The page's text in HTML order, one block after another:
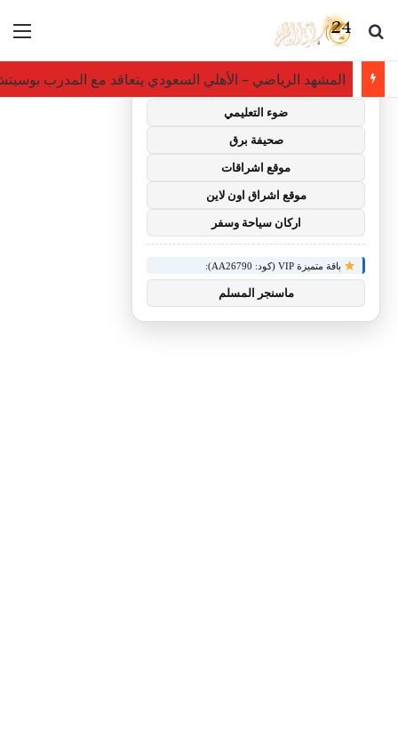
بحث عن
المشهد الرياضي – الأهلي السعودي يتعاقد مع المدرب بوسيتش
توصيات :
باقة متميزة VIP (كود: AA35872):
ضوء التعليمي
صحيفة برق
موقع اشراقات
موقع اشراق اون لاين
اركان سياحة وسفر
باقة متميزة VIP (كود: AA26790):
ماسنجر المسلم